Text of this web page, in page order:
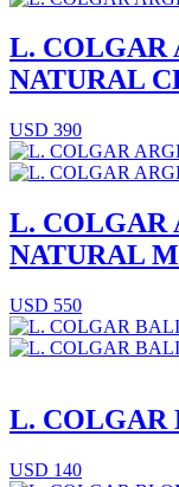
L. COLGAR
NATURAL
USD 390
L. COLGAR
NATURAL M
USD 550
L. COLGAR
USD 140